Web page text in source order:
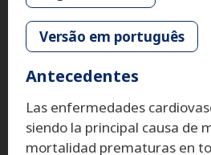
Versão em português
Antecedentes
Las enfermedades
siendo la principal causa de
mortalidad prematuras en